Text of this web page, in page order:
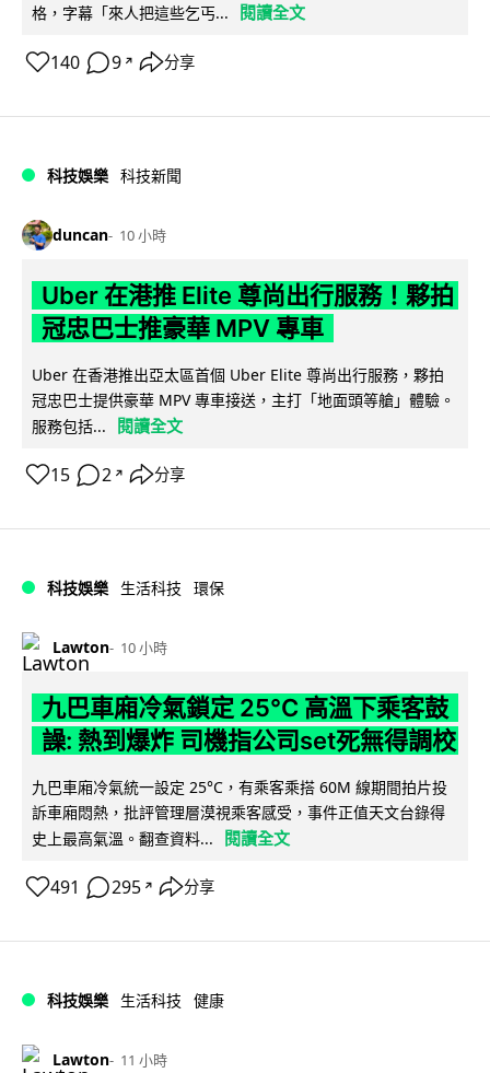
格，字幕「來人把這些乞丐...
閱讀全文
140 9 ↗ 分享
科技娛樂 科技新聞
duncan 10 小時
Uber 在港推 Elite 尊尚出行服務！夥拍
冠忠巴士推豪華 MPV 專車
Uber 在香港推出亞太區首個 Uber Elite 尊尚出行服務，夥拍
冠忠巴士提供豪華 MPV 專車接送，主打「地面頭等艙」體驗。
服務包括...
閱讀全文
15 2 ↗ 分享
科技娛樂 生活科技 環保
Lawton 10 小時
九巴車廂冷氣鎖定 25°C 高溫下乘客鼓
譟: 熱到爆炸 司機指公司set死無得調校
九巴車廂冷氣統一設定 25°C，有乘客乘搭 60M 線期間拍片投
訴車廂悶熱，批評管理層漠視乘客感受，事件正值天文台錄得
史上最高氣溫。翻查資料...
閱讀全文
491 295 ↗ 分享
科技娛樂 生活科技 健康
Lawton 11 小時